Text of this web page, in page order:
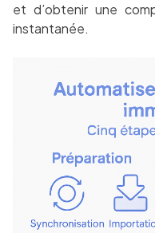
et d’obtenir une
instantanée.